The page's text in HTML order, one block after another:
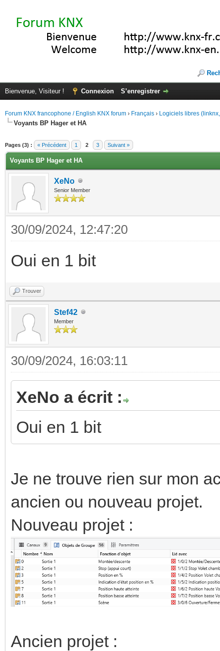
Bienvenue, Visiteur ! Connexion S’enregistrer
Forum KNX francophone / English KNX forum › Français › Logiciels libres
Voyants BP Hager et HA
Pages (3) : « Précédent 1 2 3 Suivant »
Voyants BP Hager et HA
XeNo
Senior Member
30/09/2024, 12:47:20
Oui en 1 bit
Trouver
Stef42
Member
30/09/2024, 16:03:11
XeNo a écrit :
Oui en 1 bit
Je ne trouve rien sur mon
ancien ou nouveau projet.
Nouveau projet :
Ancien projet :